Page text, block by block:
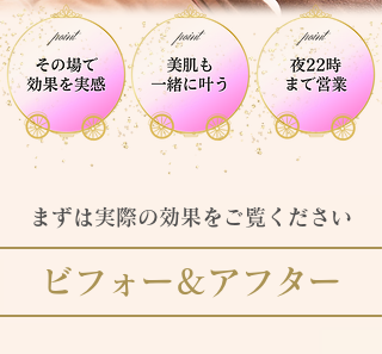
​まずは実際の効果をご覧ください
​ビフォー＆アフター